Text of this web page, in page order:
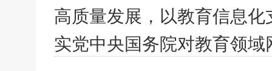
高质量发展，以教育信息
实党中央国务院对教育领